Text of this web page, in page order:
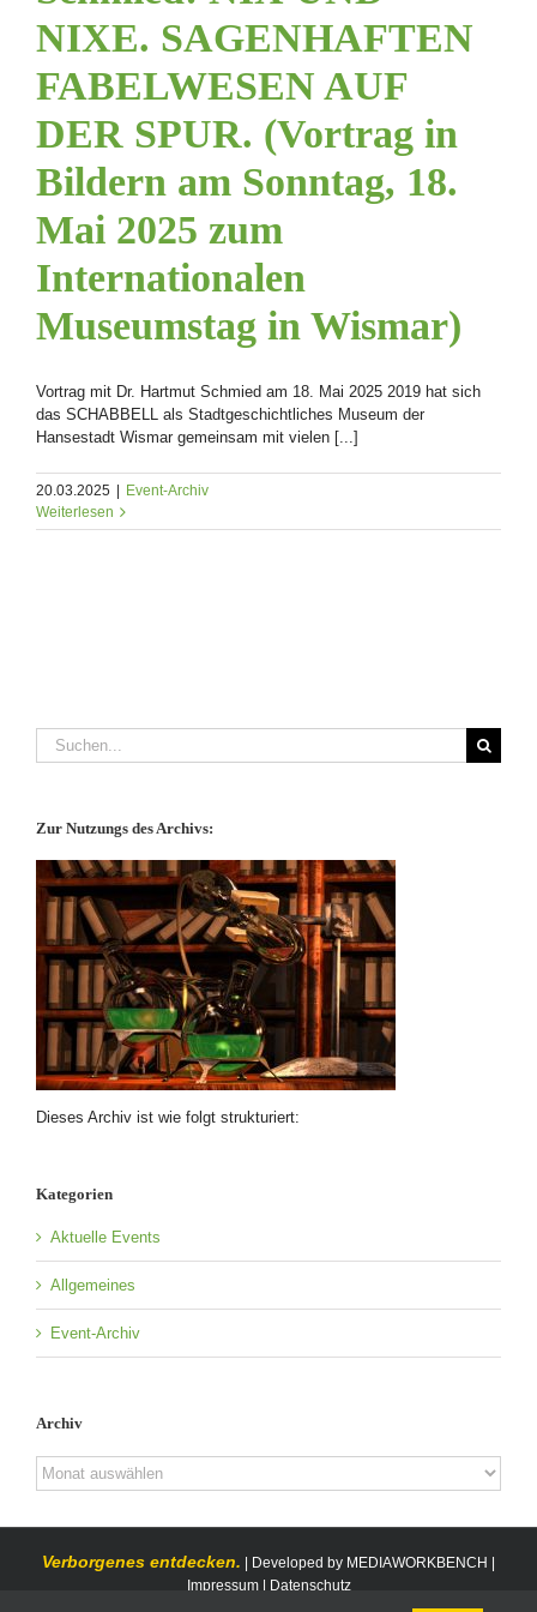
NIXE. SAGENHAFTEN
FABELWESEN AUF
DER SPUR. (Vortrag in
Bildern am Sonntag, 18.
Mai 2025 zum
Internationalen
Museumstag in Wismar)
Vortrag mit Dr. Hartmut Schmied am 18. Mai 2025 2019 hat sich
das SCHABBELL als Stadtgeschichtliches Museum der
Hansestadt Wismar gemeinsam mit vielen [...]
20.03.2025
Event-Archiv
Weiterlesen
Suche
nach:
Zur Nutzungs des Archivs:
Dieses Archiv ist wie folgt strukturiert:
Kategorien
Aktuelle Events
Allgemeines
Event-Archiv
Archiv
Archiv
Verborgenes entdecken. | Developed by MEDIAWORKBENCH |
Impressum| Datenschutz